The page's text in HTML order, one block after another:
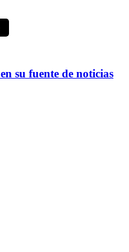
en su fuente de noticias